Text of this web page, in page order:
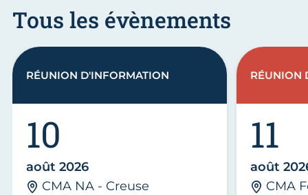
Tous les évènements
10
août 2026
CMA NA - Creuse
RÉUNION D'INFORMATION
11
août
CMA
RÉUNION